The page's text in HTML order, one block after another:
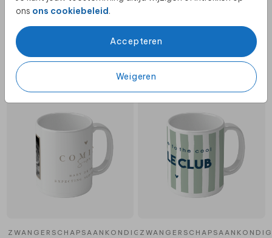
ons ons cookiebeleid.
Accepteren
Weigeren
KLEIN GEBAAR - 34,99
ZWANGERSCHAPSAANKONDIGING